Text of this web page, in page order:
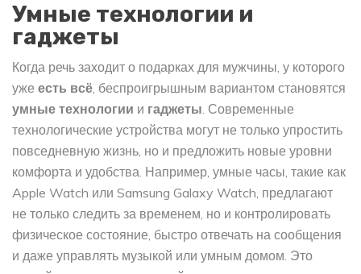
Умные технологии и
гаджеты
Когда речь заходит о подарках для мужчины, у которого
уже есть всё, беспроигрышным вариантом становятся
умные технологии и гаджеты. Современные
технологические устройства могут не только упростить
повседневную жизнь, но и предложить новые уровни
комфорта и удобства. Например, умные часы, такие как
Apple Watch или Samsung Galaxy Watch, предлагают
не только следить за временем, но и контролировать
физическое состояние, быстро отвечать на сообщения
и даже управлять музыкой или умным домом. Это